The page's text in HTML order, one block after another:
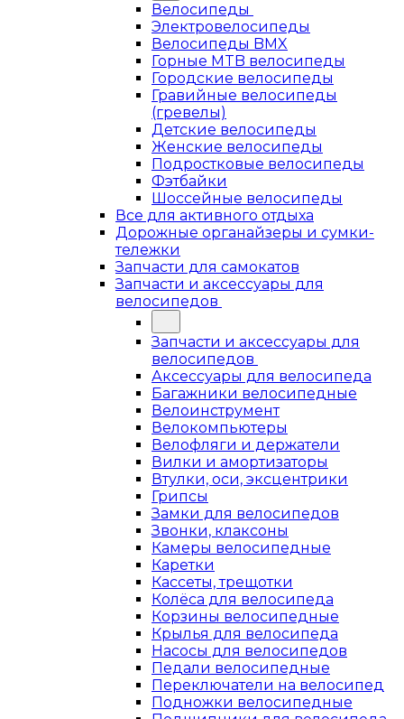
Велосипеды
Электровелосипеды
Велосипеды BMX
Горные MTB велосипеды
Городские велосипеды
Гравийные велосипеды
(гревелы)
Детские велосипеды
Женские велосипеды
Подростковые велосипеды
Фэтбайки
Шоссейные велосипеды
Все для активного отдыха
Дорожные органайзеры и сумки-
тележки
Запчасти для самокатов
Запчасти и аксессуары для
велосипедов
Запчасти и аксессуары для
велосипедов
Аксессуары для велосипеда
Багажники велосипедные
Велоинструмент
Велокомпьютеры
Велофляги и держатели
Вилки и амортизаторы
Втулки, оси, эксцентрики
Грипсы
Замки для велосипедов
Звонки, клаксоны
Камеры велосипедные
Каретки
Кассеты, трещотки
Колёса для велосипеда
Корзины велосипедные
Крылья для велосипеда
Насосы для велосипедов
Педали велосипедные
Переключатели на велосипед
Подножки велосипедные